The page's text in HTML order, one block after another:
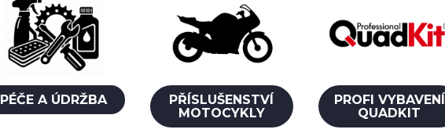
PÉČE A ÚDRŽBA
PŘÍSLUŠENSTVÍ
MOTOCYKLY
PROFI VYBAVENÍ
QUADKIT